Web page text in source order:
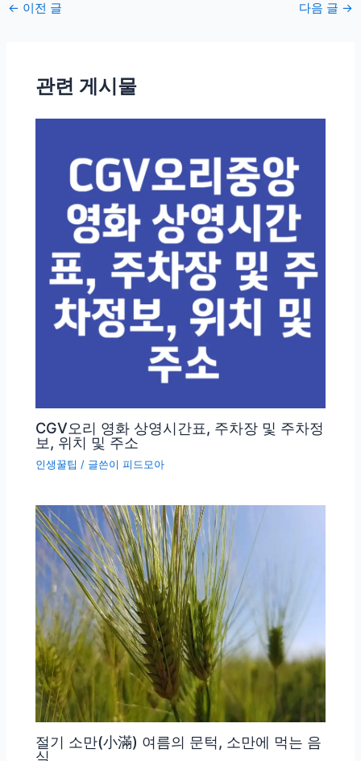
포
← 이전 글 다음 글 →
관련 게시물
CGV오리 영화 상영시간표, 주차장 및 주차정
보, 위치 및 주소
인생꿀팁 / 글쓴이피드모아
절기 소만(小滿) 여름의 문턱, 소만에 먹는 음
식